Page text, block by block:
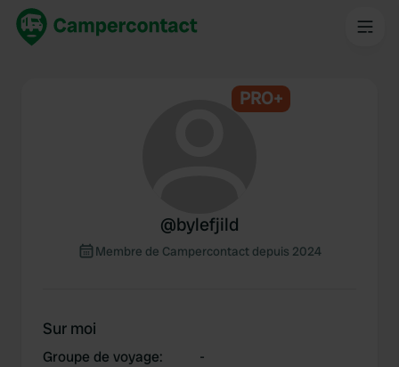
PRO+
@bylefjild
Membre de Campercontact depuis 2024
Sur moi
Groupe de voyage:
-